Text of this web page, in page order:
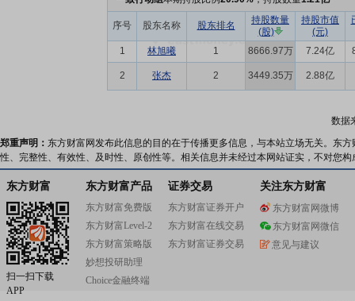
序号 股东名称 股东排名
持股数量
(股)
持股市值
(元)
1 林旭曦 1 8666.97万 7.24亿
2 张杰 2 3449.35万 2.88亿
数据
郑重声明： 东方财富网发布此信息的目的在于传播更多信息，与本站立场无关。东
性、完整性、有效性、及时性、原创性等。相关信息并未经过本网站证实，不对您
东方财富
扫一扫下载
APP
东方财富产品
东方财富免费版
东方财富Level-2
东方财富策略版
妙想投研助理
Choice金融终端
证券交易
东方财富证券开户
东方财富在线交易
东方财富证券交易
关注东方财富
东方财富网微博
东方财富网微信
意见与建议